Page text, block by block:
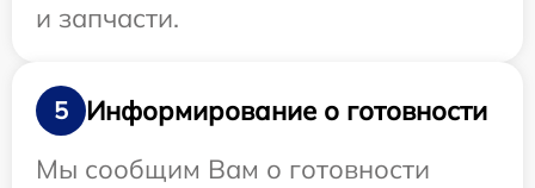
и запчасти.
5
Информирование о готовности
Мы сообщим Вам о готовности